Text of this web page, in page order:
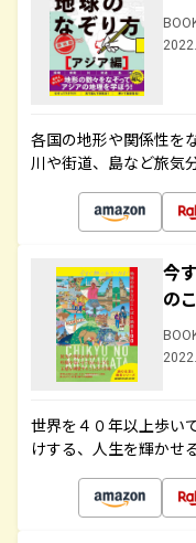
各国の地形や関係性を
川や街道、島など旅気
今
の
世界を４０年以上歩い
けする、人生を輝かせ